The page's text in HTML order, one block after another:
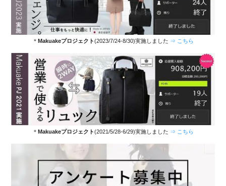
＊ Makuakeプロジェクト(2023/7/24-8/30)実施しました ⇒ こちら
＊ Makuakeプロジェクト(2021/5/28-6/29)実施しました ⇒ こちら